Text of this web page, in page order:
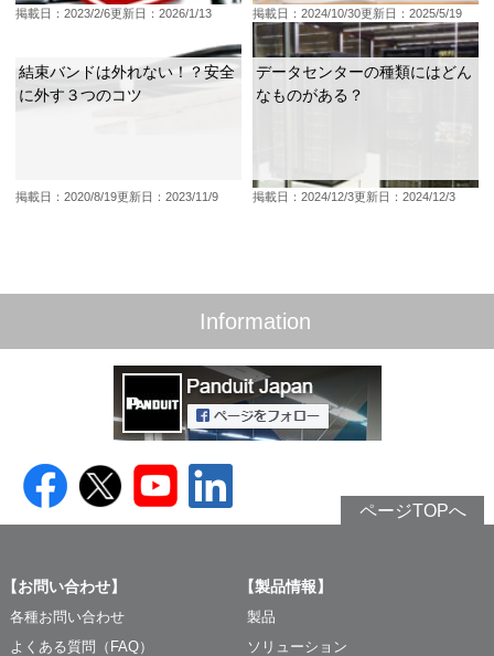
掲載日：2023/2/6更新日：2026/1/13 掲載日：2024/10/30更新日：2025/5/19
結束バンドは外れない！？安全
に外す３つのコツ
掲載日：2020/8/19更新日：2023/11/9
データセンターの種類にはどん
なものがある？
掲載日：2024/12/3更新日：2024/12/3
Information
ページTOPへ
【お問い合わせ】
各種お問い合わせ
よくある質問（FAQ）
【製品情報】
製品
ソリューション